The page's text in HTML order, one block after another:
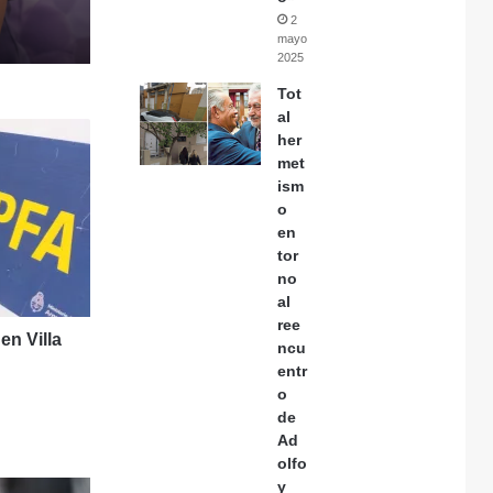
Villa
2
mayo,
2025
Tot
al
her
met
ism
o
en
tor
no
al
ree
ncu
entr
o
de
Ad
olfo
y